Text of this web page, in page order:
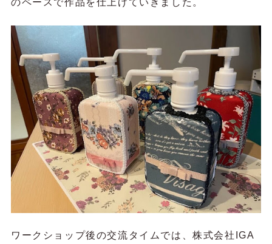
のペースで作品を仕上げていきました。
ワークショップ後の交流タイムでは、株式会社IGA